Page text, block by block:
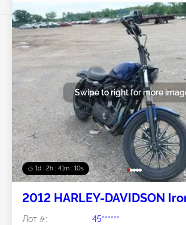
1d : 2h : 41m : 08s
Swipe to right for more
2012 HARLEY-DAVIDSON
Лот #:
45******